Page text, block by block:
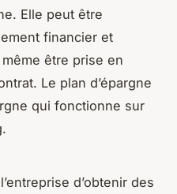
Elle peut être
financier et
être prise en
Le plan d’épargne
qui fonctionne sur
d’obtenir des